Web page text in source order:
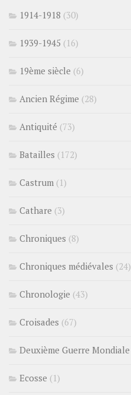
1914-1918 (30)
1939-1945 (16)
19ème siècle (6)
Ancien Régime (28)
Antiquité (73)
Batailles (172)
Castrum (1)
Cathare (3)
Chroniques (8)
Chroniques médiévales (24)
Chronologie (43)
Croisades (67)
Deuxième Guerre Mondiale
Ecosse (1)